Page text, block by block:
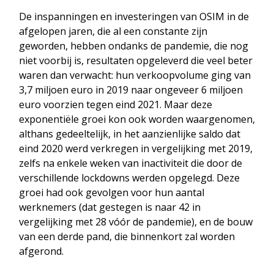
De inspanningen en investeringen van OSIM in de
afgelopen jaren, die al een constante zijn
geworden, hebben ondanks de pandemie, die nog
niet voorbij is, resultaten opgeleverd die veel beter
waren dan verwacht: hun verkoopvolume ging van
3,7 miljoen euro in 2019 naar ongeveer 6 miljoen
euro voorzien tegen eind 2021. Maar deze
exponentiële groei kon ook worden waargenomen,
althans gedeeltelijk, in het aanzienlijke saldo dat
eind 2020 werd verkregen in vergelijking met 2019,
zelfs na enkele weken van inactiviteit die door de
verschillende lockdowns werden opgelegd. Deze
groei had ook gevolgen voor hun aantal
werknemers (dat gestegen is naar 42 in
vergelijking met 28 vóór de pandemie), en de bouw
van een derde pand, die binnenkort zal worden
afgerond.